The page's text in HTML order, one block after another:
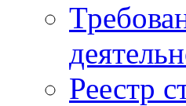
Реестр